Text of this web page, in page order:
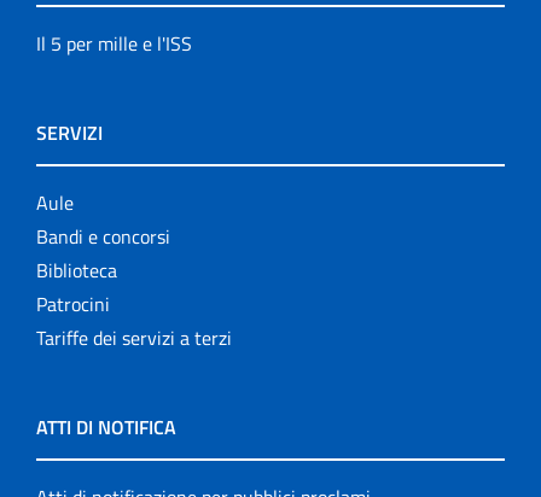
Il 5 per mille e l'ISS
SERVIZI
Aule
Bandi e concorsi
Biblioteca
Patrocini
Tariffe dei servizi a terzi
ATTI DI NOTIFICA